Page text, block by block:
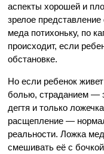
аспекты хорошей и
зрелое
меда потихоньку, по
происходит, если
обстановке.
Но если ребенок
болью, страданием —
дегтя и только
расщепление —
реальности. Ложка
смешивать её с